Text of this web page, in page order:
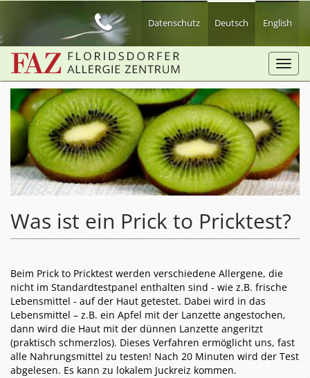
Hauptinhalt
springen
Datenschutz English
Deutsch
Was ist ein Prick to Pricktest?
Beim Prick to Pricktest werden verschiedene Allergene, die
nicht im Standardtestpanel enthalten sind - wie z.B. frische
Lebensmittel - auf der Haut getestet. Dabei wird in das
Lebensmittel – z.B. ein Apfel mit der Lanzette angestochen,
dann wird die Haut mit der dünnen Lanzette angeritzt
(praktisch schmerzlos). Dieses Verfahren ermöglicht uns, fast
alle Nahrungsmittel zu testen! Nach 20 Minuten wird der Test
abgelesen. Es kann zu lokalem Juckreiz kommen.